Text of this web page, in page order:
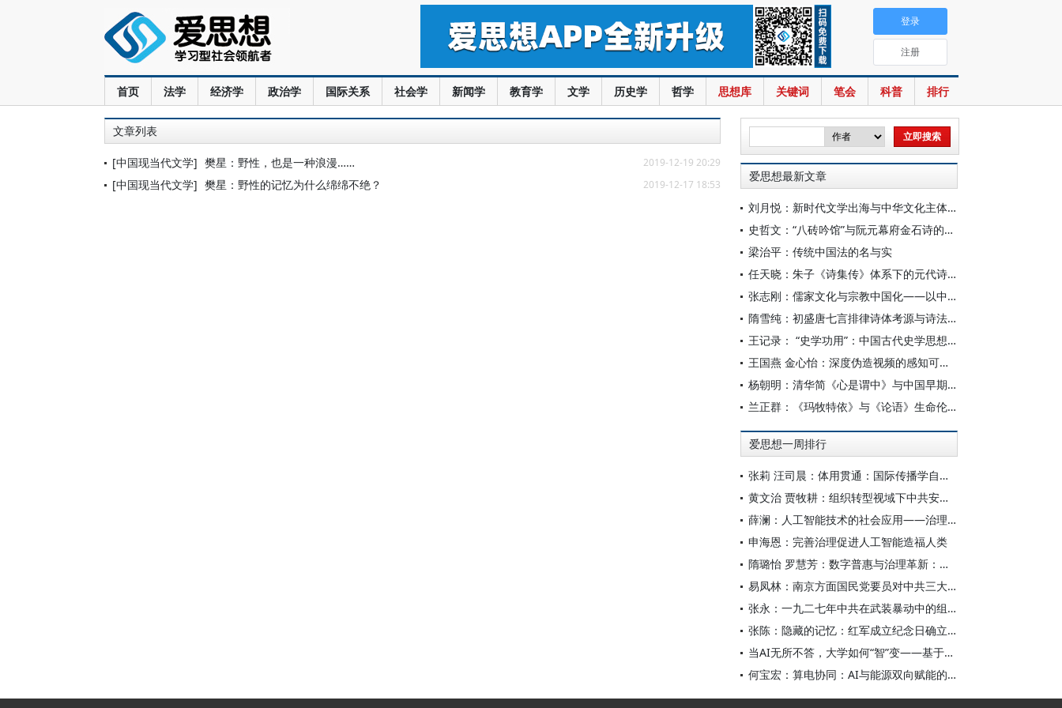
首页 法学 经济学 政治学 国际关系 社会学 新闻学 教育学 文学 历史学 哲学 思想库 关键词 笔会 科普 排行
登录
注册
文章列表
[中国现当代文学] 樊星：野性，也是一种浪漫…… 2019-12-19 20:29
[中国现当代文学] 樊星：野性的记忆为什么绵绵不绝？ 2019-12-17 18:53
爱思想最新文章
刘月悦：新时代文学出海与中华文化主体性建构
史哲文：“八砖吟馆”与阮元幕府金石诗的学人品格、诗学祈向
梁治平：传统中国法的名与实
任天晓：朱子《诗集传》体系下的元代诗学知识变革
张志刚：儒家文化与宗教中国化——以中国宗教通史为线索的学理沉思
隋雪纯：初盛唐七言排律诗体考源与诗法复变
王记录： “史学功用”：中国古代史学思想体系的核心
王国燕 金心怡：深度伪造视频的感知可信度：视觉素养和认知倾向的双重影响研究
杨朝明：清华简《心是谓中》与中国早期心论——脉络重审、学术反思及古典学范式转型
兰正群：《玛牧特依》与《论语》生命伦理的认知共性
爱思想一周排行
张莉 汪司晨：体用贯通：国际传播学自主知识体系的建构逻辑与学科交叉进路
黄文治 贾牧耕：组织转型视域下中共安徽省临时委员会的“两建两废”（1927—1931）
薛澜：人工智能技术的社会应用——治理挑战
申海恩：完善治理促进人工智能造福人类
隋璐怡 罗慧芳：数字普惠与治理革新：中国人工智能赋能全球南方发展
易凤林：南京方面国民党要员对中共三大起义的反应
张永：一九二七年中共在武装暴动中的组织转型
张陈：隐藏的记忆：红军成立纪念日确立前中共对南昌起义的纪念
当AI无所不答，大学如何“智”变——基于全国400余所高校本科生AI使用情况的调查与思考
何宝宏：算电协同：AI与能源双向赋能的关键引擎